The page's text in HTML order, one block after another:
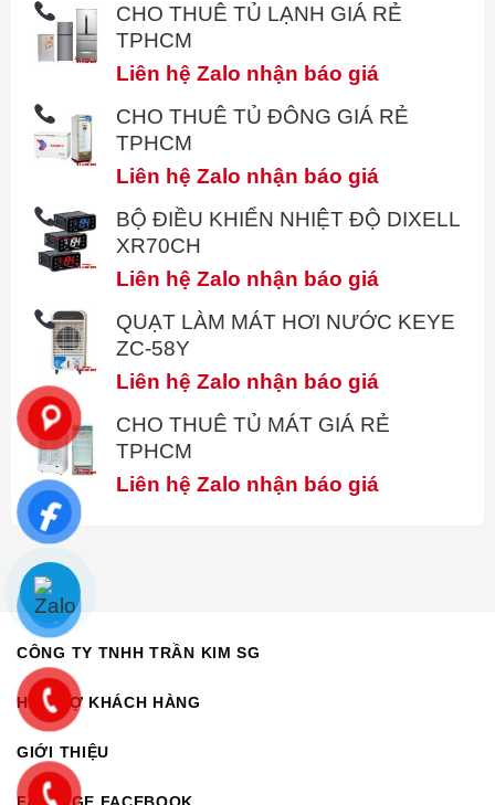
CHO THUÊ TỦ LẠNH GIÁ RẺ
TPHCM
Liên hệ Zalo nhận báo giá
CHO THUÊ TỦ ĐÔNG GIÁ RẺ
TPHCM
Liên hệ Zalo nhận báo giá
BỘ ĐIỀU KHIỂN NHIỆT ĐỘ DIXELL
XR70CH
Liên hệ Zalo nhận báo giá
QUẠT LÀM MÁT HƠI NƯỚC KEYE
ZC-58Y
Liên hệ Zalo nhận báo giá
CHO THUÊ TỦ MÁT GIÁ RẺ
TPHCM
Liên hệ Zalo nhận báo giá
CÔNG TY TNHH TRẦN KIM SG
HỖ TRỢ KHÁCH HÀNG
GIỚI THIỆU